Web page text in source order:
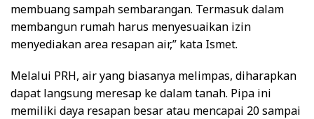
membuang sampah sembarangan. Termasuk dalam
membangun rumah harus menyesuaikan izin
menyediakan area resapan air,” kata Ismet.
Melalui PRH, air yang biasanya melimpas, diharapkan
dapat langsung meresap ke dalam tanah. Pipa ini
memiliki daya resapan besar atau mencapai 20 sampai